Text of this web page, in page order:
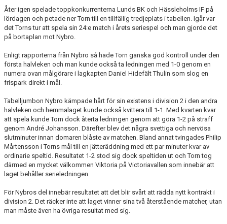
Åter igen spelade toppkonkurrenterna Lunds BK och Hässleholms IF på
lördagen och petade ner Torn till en tillfällig tredjeplats i tabellen. Igår var
det Torns tur att spela sin 24:e match i årets seriespel och man gjorde det
på bortaplan mot Nybro.
Enligt rapporterna från Nybro så hade Torn ganska god kontroll under den
första halvleken och man kunde också ta ledningen med 1-0 genom en
numera ovan målgörare i lagkapten Daniel Hidefält Thulin som slog en
frispark direkt i mål.
Tabelljumbon Nybro kämpade hårt för sin existens i division 2 i den andra
halvleken och hemmalaget kunde också kvittera till 1-1. Med kvarten kvar
att spela kunde Torn dock återta ledningen genom att göra 1-2 på straff
genom André Johansson. Därefter blev det några svettiga och nervösa
slutminuter innan domaren blåste av matchen. Bland annat tvingades Philip
Mårtensson i Torns mål till en jätteräddning med ett par minuter kvar av
ordinarie speltid. Resultatet 1-2 stod sig dock speltiden ut och Torn tog
därmed en mycket välkommen Viktoria på Victoriavallen som innebär att
laget behåller serieledningen.
För Nybros del innebär resultatet att det blir svårt att rädda nytt kontrakt i
division 2. Det räcker inte att laget vinner sina två återstående matcher, utan
man måste även ha övriga resultat med sig.